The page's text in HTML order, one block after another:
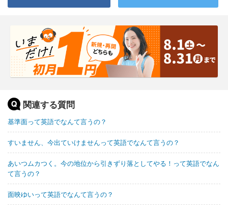
関連する質問
基準面って英語でなんて言うの？
すいません、今出ていけませんって英語でなんて言うの？
あいつムカつく。今の地位から引きずり落としてやる！って英語でなん
て言うの？
面映ゆいって英語でなんて言うの？